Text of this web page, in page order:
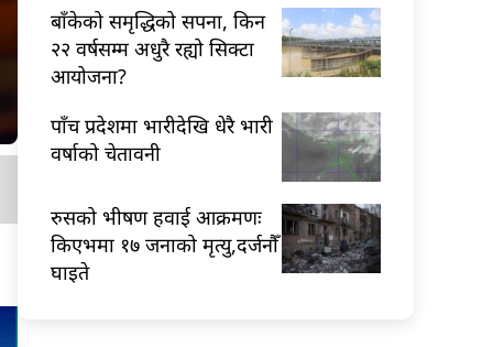
बाँकेको समृद्धिको सपना, किन
२२ वर्षसम्म अधुरै रह्यो सिक्टा
आयोजना?
पाँच प्रदेशमा भारीदेखि धेरै भारी
वर्षाको चेतावनी
रुसको भीषण हवाई आक्रमणः
किएभमा १७ जनाको मृत्यु,दर्जनौँ
घाइते